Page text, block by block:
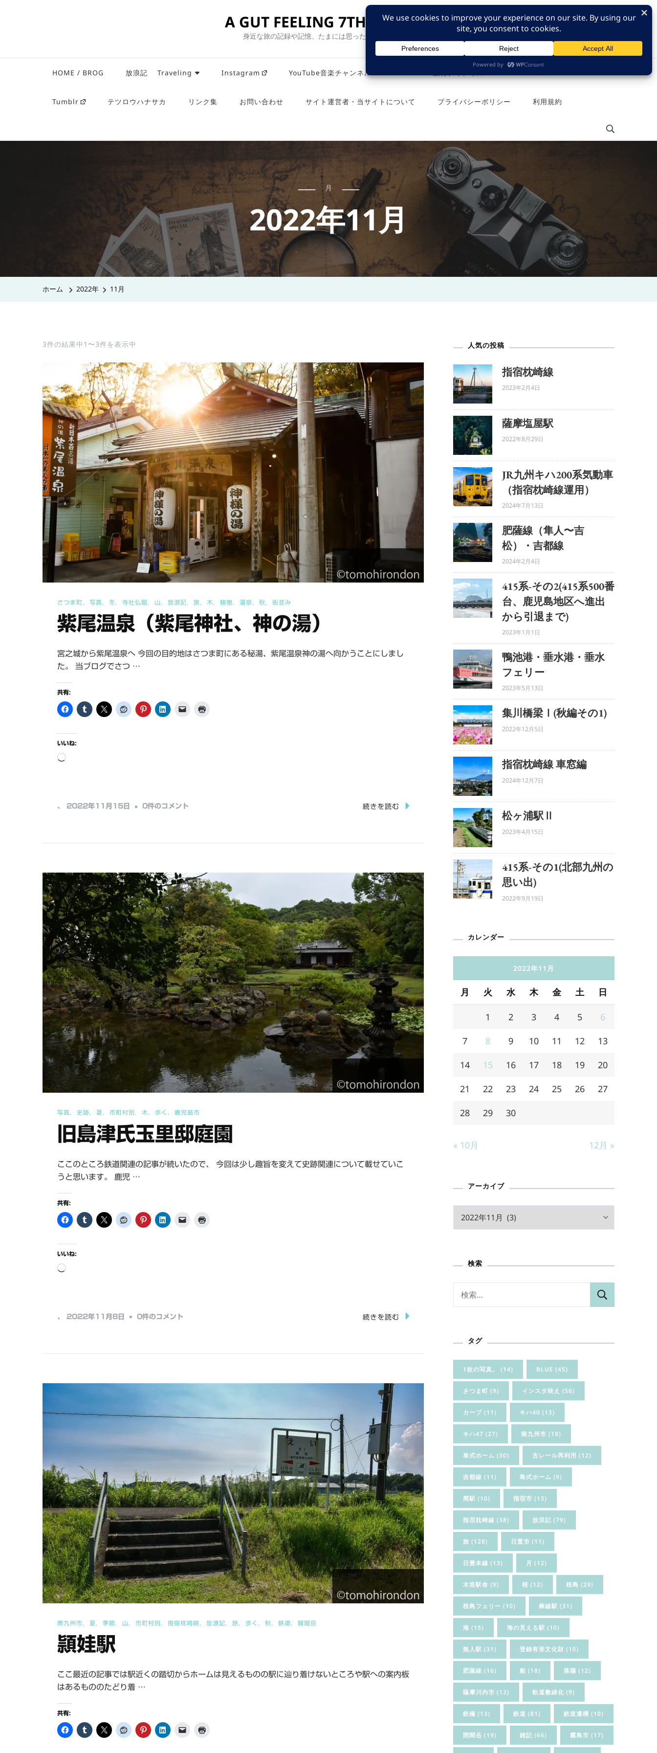
A GUT FEELING 7TH EDITION
身近な旅の記録や記憶、たまには思ったことも残そう。
HOME / BROG 放浪記 Traveling Instagram YouTube音楽チャンネル
Tumblr テツロウハナサカ リンク集 お問い合わせ サイト運営者・当サイトについて プライバシーポリシー 利用規約
月
2022年11月
ホーム 2022年 11月
3件の結果中1〜3件を表示中
さつま町 写真 冬 寺社仏閣 山 放浪記 旅 木 植物 温泉 秋 街並み
紫尾温泉（紫尾神社、神の湯）
宮之城から紫尾温泉へ 今回の目的地はさつま町にある秘湯、紫尾温泉神の湯へ向かうことにしまし
た。 当ブログでさつ …
共有:
いいね:
読
中…
、 2022年11月15日 紫
尾
神
社、
神
の
湯）
へ
の
0件のコメント 続きを読む
写真 史跡 夏 市町村別 木 歩く 鹿児島市
旧島津氏玉里邸庭園
ここのところ鉄道関連の記事が続いたので、 今回は少し趣旨を変えて史跡関連について載せていこ
うと思います。 鹿児 …
共有:
いいね:
読
中…
、 2022年11月8日 旧
庭
0件のコメント 続きを読む
南九州市 夏 季節 山 市町村別 指宿枕崎線 放浪記 旅 歩く 秋 鉄道 開聞岳
頴娃駅
ここ最近の記事では駅近くの踏切からホームは見えるものの駅に辿り着けないところや駅への案内板
はあるもののたどり着 …
共有:
人気の投稿
指宿枕崎線
2023年2月4日
薩摩塩屋駅
2022年8月29日
JR九州キハ200系気動車
（指宿枕崎線運用）
2024年7月13日
肥薩線（隼人〜吉
松）・吉都線
2024年2月4日
415系-その2(415系500番
台、鹿児島地区へ進出
から引退まで)
2023年1月1日
鴨池港・垂水港・垂水
フェリー
2023年5月13日
集川橋梁Ⅰ(秋編その1)
2022年12月5日
指宿枕崎線 車窓編
2024年12月7日
松ヶ浦駅Ⅱ
2023年4月15日
415系-その1(北部九州の
思い出)
2022年9月19日
カレンダー
2022年11月
月 火 水 木 金 土 日
1 2 3 4 5 6
7 8 9 10 11 12 13
14 15 16 17 18 19 20
21 22 23 24 25 26 27
28 29 30
« 10月 12月 »
アーカイブ
ブ
検索
タグ
1枚の写真。 (14) BLUE (45)
さつま町 (9) インスタ映え (56)
カーブ (11) キハ40 (13)
キハ47 (27) 南九州市 (18)
単式ホーム (30) 古レール再利用 (12)
吉都線 (11) 島式ホーム (9)
廃駅 (10) 指宿市 (13)
指宿枕崎線 (38) 放浪記 (79)
旅 (128) 日置市 (11)
日豊本線 (13) 月 (12)
木造駅舎 (9) 桜 (12) 桜島 (29)
桜島フェリー (10) 棒線駅 (31)
海 (15) 海の見える駅 (10)
無人駅 (31) 登録有形文化財 (10)
肥薩線 (16) 船 (18) 落陽 (12)
薩摩川内市 (12) 軌道敷緑化 (9)
鉄橋 (13) 鉄道 (81) 鉄道遺構 (10)
開聞岳 (19) 雑記 (66) 霧島市 (17)